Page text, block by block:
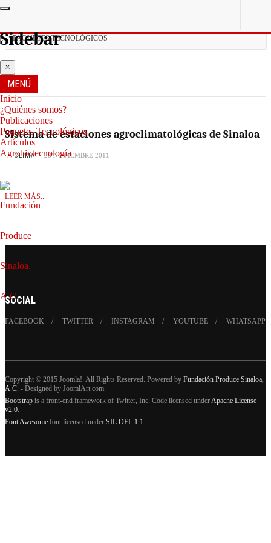
Sidebar
×
MENÚ
Inicio
¿Quiénes somos?
Publicaciones
Paquetes Tecnológicos
Artículos
Agrobiotecnología
PAQUETES TECNOLÓGICOS
Clima
Sistema de estaciones agroclimatológicas de Sinaloa
CLIMA 28 NOVIEMBRE 2011
LEER MÁS...
SOCIAL
FACEBOOK TWITTER INSTAGRAM YOUTUBE WHATSAPP
Copyright © 2015 Joomla!. All Rights Reserved. Powered by Fundación Produce Sinaloa,
A.C. - Designed by JoomlArt.com.
Bootstrap is a front-end framework of Twitter, Inc. Code licensed underApache License
v2.0.
Font Awesome font licensed under SIL OFL 1.1.